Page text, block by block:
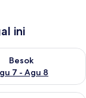
ini
Agu 7
Besok
7 - Agu 8
untuk